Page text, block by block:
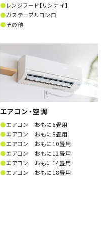
レンジフード【リンナイ】
ガステーブルコンロ
その他
エアコン・空調
エアコン おもに6畳用
エアコン おもに8畳用
エアコン おもに10畳用
エアコン おもに12畳用
エアコン おもに14畳用
エアコン おもに18畳用